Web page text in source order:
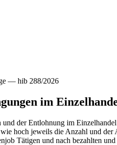
— hib 288/2026
im
der Entlohnung im
hoch jeweils die Anzahl und
Tätigen und nach bezahlten